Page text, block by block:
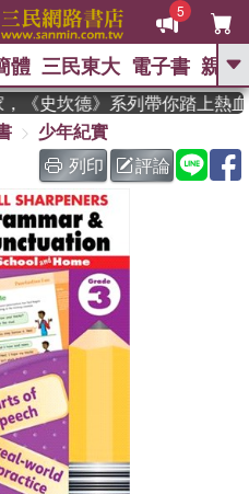
5
GO
東野圭吾 、
、 如果歷史是一群喵 、 暑期
國際布克獎 臺灣漫遊錄 、 方
、 台灣的李登輝時代
曼猜想 、 偉大的迷走神經
體 三民東大 電子書 親子
史坎德》系列帶你踏上熱血
少年紀實
列印
評論